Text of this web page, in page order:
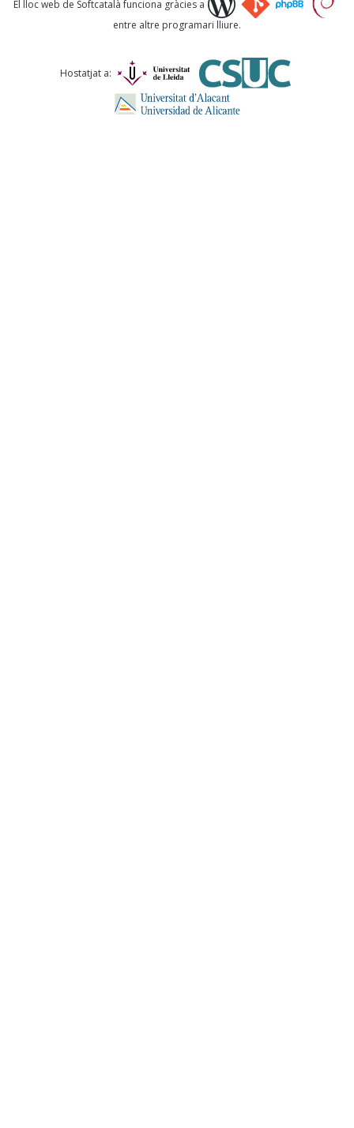
Comentari *
El lloc web de Softcatalà funciona gràcies a
entre altre programari lliure.
Hostatjat a: